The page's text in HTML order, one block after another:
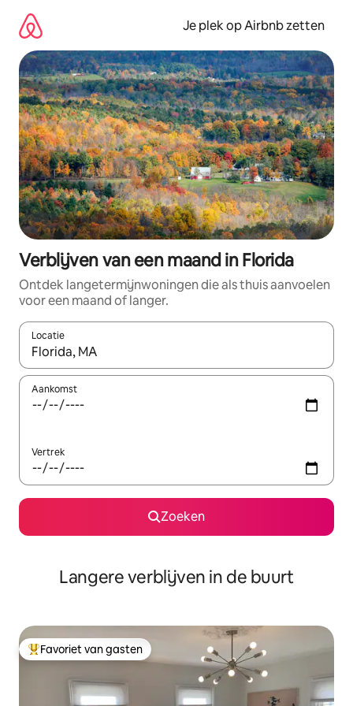
direct
naar
inhoud
Je plek op Airbnb zetten
Verblijven van een maand in Florida
Ontdek langetermijnwoningen die als thuis aanvoelen
voor een maand of langer.
Locatie
Wanneer er resultaten beschikbaar zijn, maak je een keuze
Aankomst
Vertrek
Zoeken
Langere verblijven in de buurt
Topfavoriet van gasten
Favoriet van gasten